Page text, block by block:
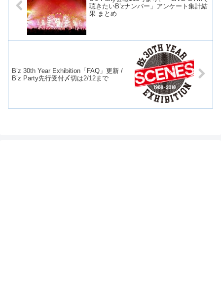
聴きたいB’zナンバー」アンケート集計結
果 まとめ
B’z 30th Year Exhibition「FAQ」更新 /
B’z Party先行受付〆切は2/12まで